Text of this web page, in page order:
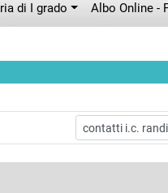
di I grado Albo Online -